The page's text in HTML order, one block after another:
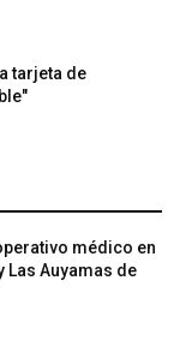
tarjeta de
médico en
Las Auyamas de